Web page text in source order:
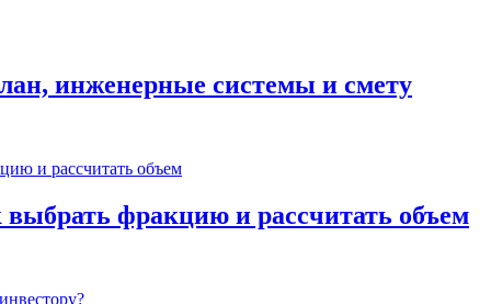
инженерные системы и смету
фракцию и рассчитать объем